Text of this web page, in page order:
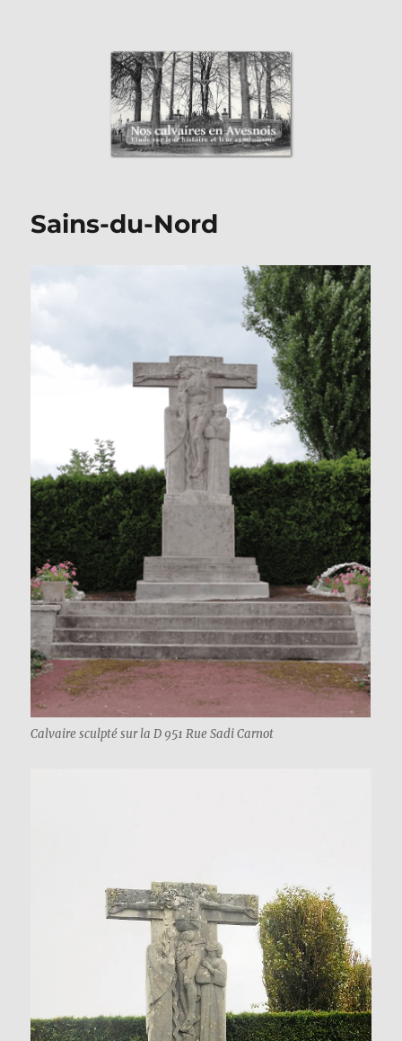
Nos Calvaires en Avesnois
Sains-du-Nord
Calvaire sculpté sur la D 951 Rue Sadi Carnot